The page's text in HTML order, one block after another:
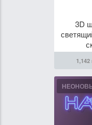
3D
1,142